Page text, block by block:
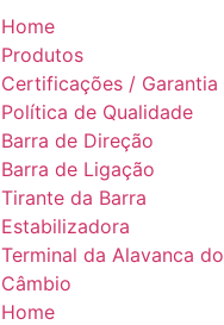
Home
Produtos
Certificações / Garantia
Política de Qualidade
Barra de Direção
Barra de Ligação
Tirante da Barra
Estabilizadora
Terminal da Alavanca do
Câmbio
Home